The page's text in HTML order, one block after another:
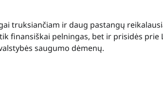
truksiančiam ir daug pastangų
finansiškai pelningas, bet ir prisidės prie
saugumo dėmenų.